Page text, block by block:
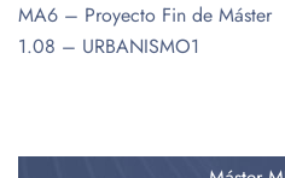
MA6 – Proyecto Fin de Máster
1.08 – URBANISMO1